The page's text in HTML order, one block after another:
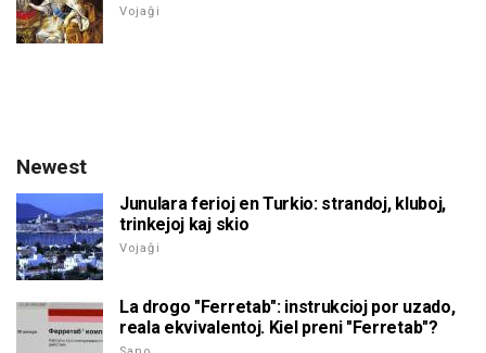
Vojaĝi
Newest
Junulara ferioj en Turkio: strandoj, kluboj,
trinkejoj kaj skio
Vojaĝi
La drogo "Ferretab": instrukcioj por uzado,
reala ekvivalentoj. Kiel preni "Ferretab"?